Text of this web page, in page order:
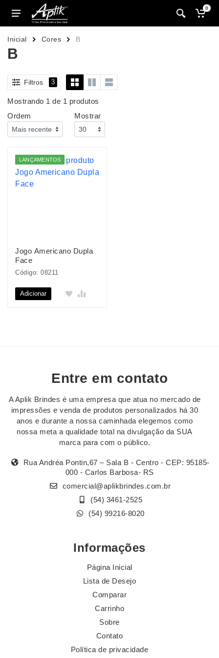
0
Inicial Cores B
B
Filtros 3
Mostrando 1 de 1 produtos
Ordem
Mostrar
LANÇAMENTOS
Jogo Americano Dupla
Face
Código: 08211
Adicionar
Entre em contato
A Aplik Brindes é uma empresa que atua no mercado de
impressões e venda de produtos personalizados há 30
anos e durante a nossa caminhada elegemos como
nossa meta a qualidade total na divulgação da SUA
marca para com o público.
Rua Andréa Pontin,67 – Sala B - Centro - CEP: 95185-
000 - Carlos Barbosa- RS
comercial@aplikbrindes.com.br
(54) 3461-2525
(54) 99216-8020
Informações
Página Inicial
Lista de Desejo
Comparar
Carrinho
Sobre
Contato
Política de privacidade